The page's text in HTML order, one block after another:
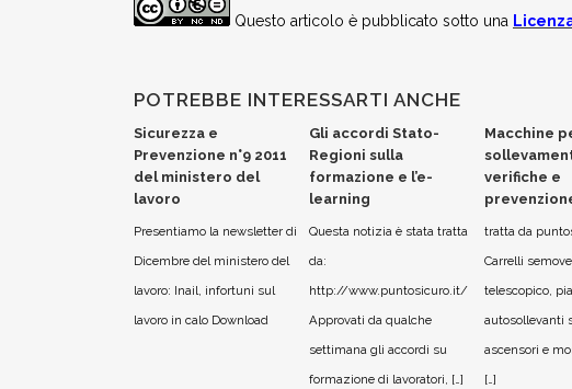
Questo articolo è pubblicato sotto una
POTREBBE INTERESSARTI ANCHE
Sicurezza e
Prevenzione n°9 2011
del ministero del
lavoro
Presentiamo la newsletter di
Dicembre del ministero del
lavoro: Inail, infortuni sul
lavoro in calo Download
Gli accordi Stato-
Regioni sulla
formazione e l’e-
learning
Questa notizia è stata tratta
da:
http://www.puntosicuro.it/
Approvati da qualche
settimana gli accordi su
formazione di lavoratori, […]
Macchine
verifiche e
tratta da
Carrelli
telescopico,
autosollevanti
ascensori e
[…]